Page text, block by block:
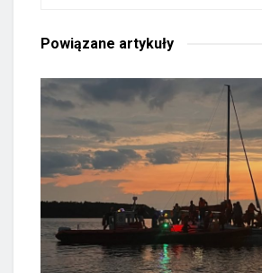
Powiązane artykuły